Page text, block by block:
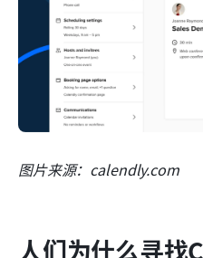
图片来源：calendly.com
人们为什么寻